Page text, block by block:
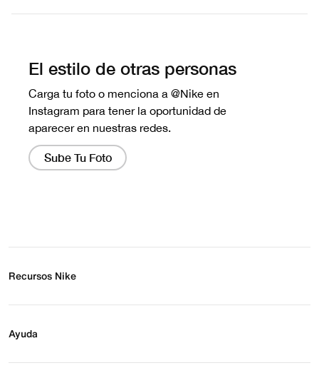
Recursos Nike
Regístrate para recibir correos
Ayuda